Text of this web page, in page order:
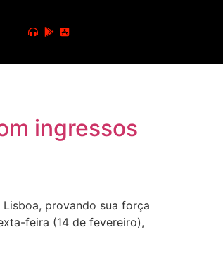
ingressos
provando sua força
feira (14 de fevereiro),